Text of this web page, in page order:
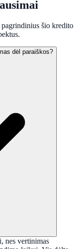
pagrindinius šio kredito
dėl paraiškos?
nes vertinimas